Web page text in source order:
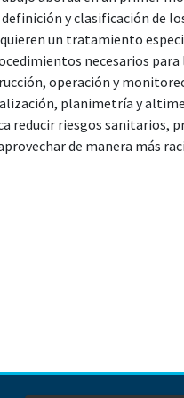
y clasificación de
un tratamiento
necesarios
operación y
planimetría y
reducir riesgos sanitarios,
de manera más